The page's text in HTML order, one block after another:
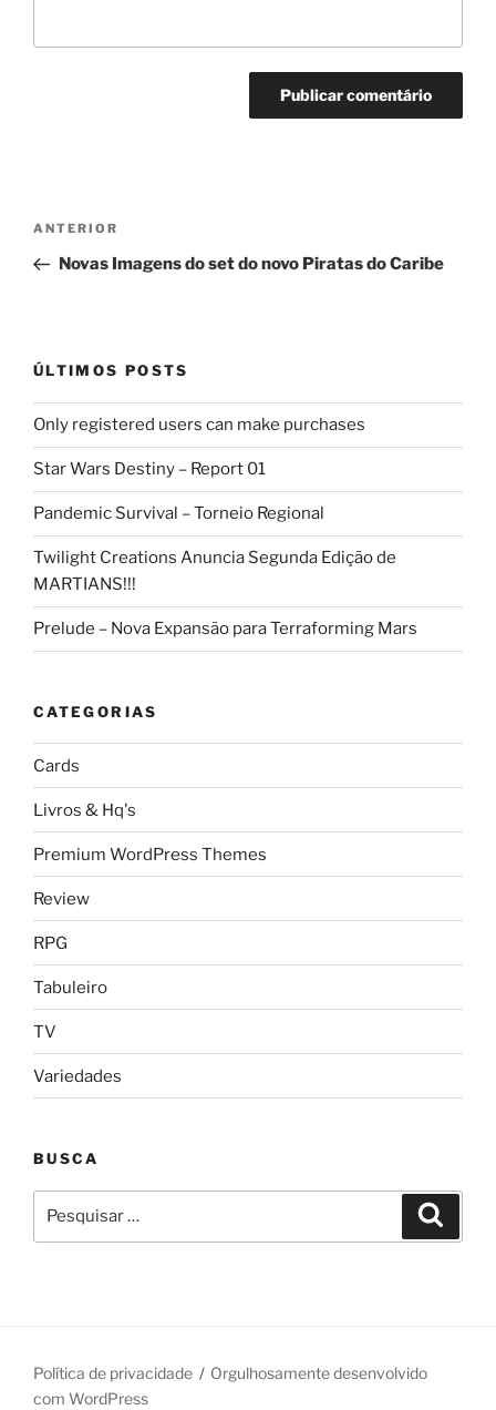
Navegação
Post
Post
anterior
ANTERIOR
Novas Imagens do set do novo Piratas do Caribe
ÚLTIMOS POSTS
Only registered users can make purchases
Star Wars Destiny – Report 01
Pandemic Survival – Torneio Regional
Twilight Creations Anuncia Segunda Edição de
MARTIANS!!!
Prelude – Nova Expansão para Terraforming Mars
CATEGORIAS
Cards
Livros & Hq's
Premium WordPress Themes
Review
RPG
Tabuleiro
TV
Variedades
BUSCA
por:
Política de privacidade
Orgulhosamente desenvolvido
com WordPress